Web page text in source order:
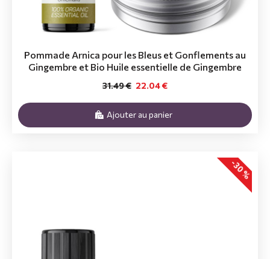
Pommade Arnica pour les Bleus et Gonflements au
Gingembre et Bio Huile essentielle de Gingembre
22.04 €
31.49 €
Ajouter au panier
-30 %